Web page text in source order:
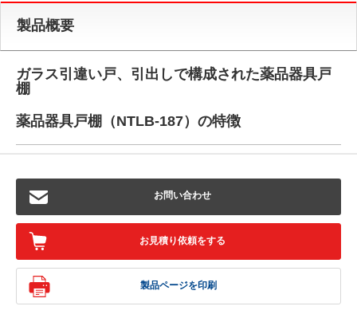
製品概要
ガラス引違い戸、引出しで構成された薬品器具戸
棚
薬品器具戸棚（NTLB-187）の特徴
お問い合わせ
お見積り依頼をする
製品ページを印刷